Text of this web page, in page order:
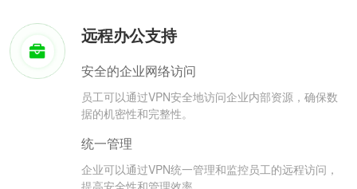
远程办公支持
安全的企业网络访问
员工可以通过VPN安全地访问企业内部资源，确保数
据的机密性和完整性。
统一管理
企业可以通过VPN统一管理和监控员工的远程访问，